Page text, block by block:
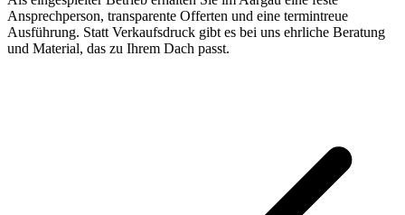
Ansprechperson, transparente Offerten und eine termintreue
Ausführung. Statt Verkaufsdruck gibt es bei uns ehrliche Beratung
und Material, das zu Ihrem Dach passt.